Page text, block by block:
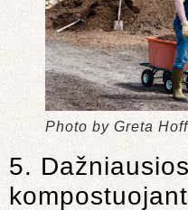
Photo by Greta
5.